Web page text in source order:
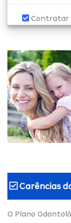
Contratar
Carências
O Plano